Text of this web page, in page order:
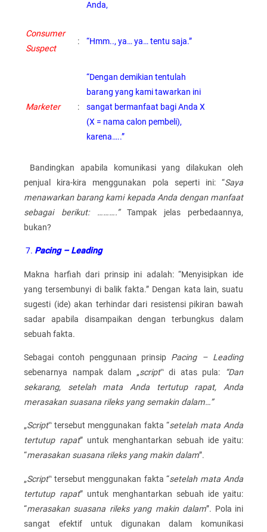
Anda,
Consumer
Suspect
: “Hmm.., ya… ya… tentu saja.”
Marketer :
“Dengan demikian tentulah
barang yang kami tawarkan ini
sangat bermanfaat bagi Anda X
(X = nama calon pembeli),
karena…..”
Bandingkan apabila komunikasi yang dilakukan oleh
penjual kira-kira menggunakan pola seperti ini: “Saya
menawarkan barang kami kepada Anda dengan manfaat
sebagai berikut: ……….”Tampak jelas perbedaannya,
bukan?
7. Pacing – Leading
Makna harfiah dari prinsip ini adalah: “Menyisipkan ide
yang tersembunyi di balik fakta.” Dengan kata lain, suatu
sugesti (ide) akan terhindar dari resistensi pikiran bawah
sadar apabila disampaikan dengan terbungkus dalam
sebuah fakta.
Sebagai contoh penggunaan prinsip Pacing – Leading
sebenarnya nampak dalam „script‟ di atas pula:
“Dan
sekarang, setelah mata Anda tertutup rapat, Anda
merasakan suasana rileks yang semakin dalam…”
„Script‟ tersebut menggunakan fakta “setelah mata Anda
tertutup rapat” untuk menghantarkan sebuah ide yaitu:
“merasakan suasana rileks yang makin dalam”.
„Script‟ tersebut menggunakan fakta “setelah mata Anda
tertutup rapat” untuk menghantarkan sebuah ide yaitu:
“merasakan suasana rileks yang makin dalam”. Pola ini
sangat efektif untuk digunakan dalam komunikasi